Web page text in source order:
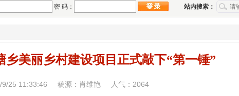
密 码： 站内搜索：
乡美丽乡村建设项目正式敲下“第一锤”
9/25 11:33:46 稿源：肖维艳 人气： 2064